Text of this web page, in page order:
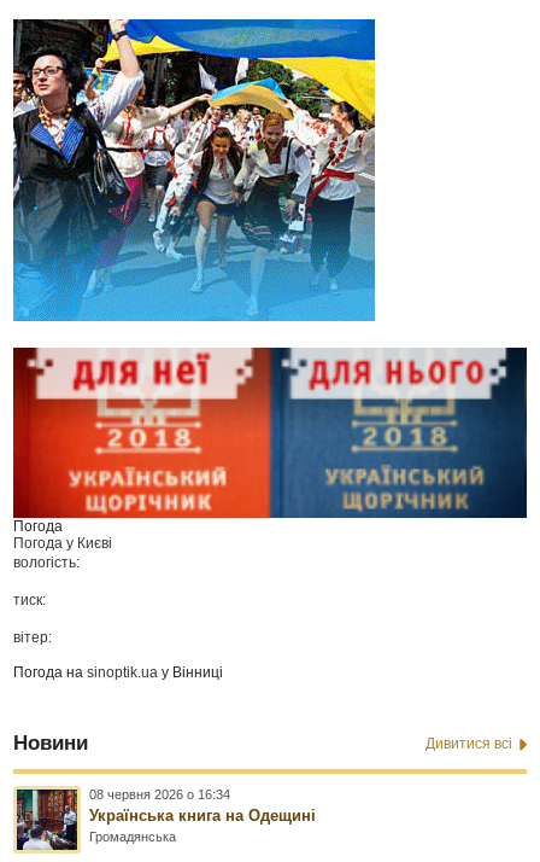
Погода
Погода у Києві
вологість:
тиск:
вітер:
Погода наsinoptik.ua у Вінниці
Новини Дивитися всі
08 червня 2026 о 16:34
Українська книга на Одещині
Громадянська